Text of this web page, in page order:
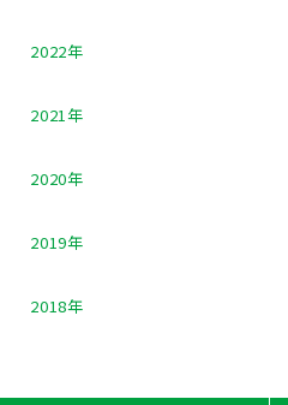
2022年
2021年
2020年
2019年
2018年